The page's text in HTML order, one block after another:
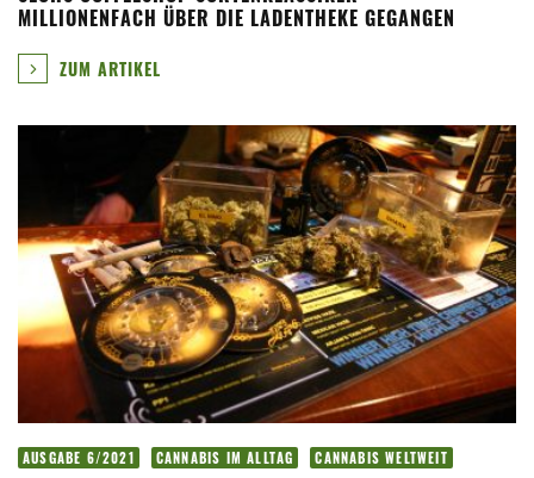
MILLIONENFACH ÜBER DIE LADENTHEKE GEGANGEN
ZUM ARTIKEL
AUSGABE 6/2021 CANNABIS IM ALLTAG
CANNABIS WELTWEIT